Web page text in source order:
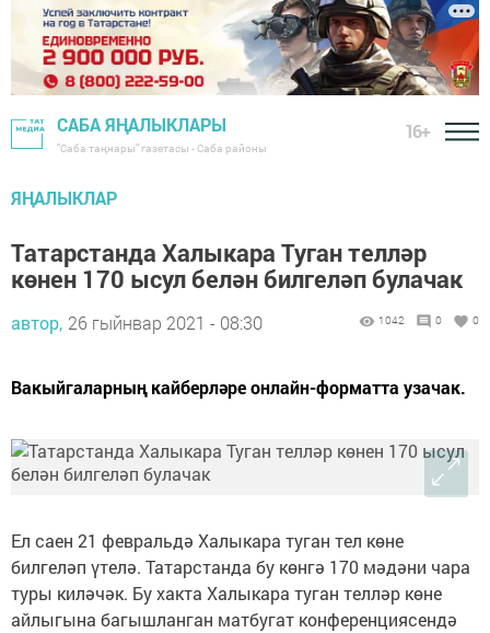
САБА ЯҢАЛЫКЛАРЫ
"Саба таңнары" газетасы - Саба районы
16+
ЯҢАЛЫКЛАР
Татарстанда Халыкара Туган телләр
көнен 170 ысул белән билгеләп булачак
автор, 26 гыйнвар 2021 - 08:30 1042 0 0
Вакыйгаларның кайберләре онлайн-форматта узачак.
Ел саен 21 февральдә Халыкара туган тел көне
билгеләп үтелә. Татарстанда бу көнгә 170 мәдәни чара
туры киләчәк. Бу хакта Халыкара туган телләр көне
айлыгына багышланган матбугат конференциясендә